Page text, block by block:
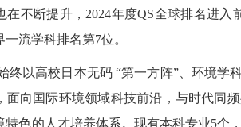
在不断提升，2024年度QS全球排名进入
流学科排名第7位。
终以高校日本无码 “第一方阵”、环境学
面向国际环境领域科技前沿，与时代同
特色的人才培养体系。现有本科专业5个